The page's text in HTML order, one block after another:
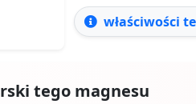
właściwości
tego magnesu